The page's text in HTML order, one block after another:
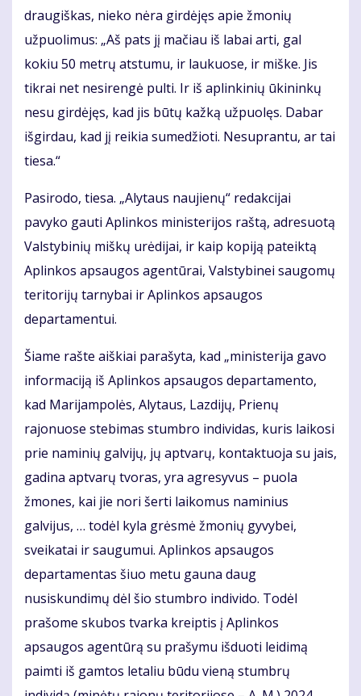
draugiškas, nieko nėra girdėjęs apie žmonių
užpuolimus: „Aš pats jį mačiau iš labai arti, gal
kokiu 50 metrų atstumu, ir laukuose, ir miške. Jis
tikrai net nesirengė pulti. Ir iš aplinkinių ūkininkų
nesu girdėjęs, kad jis būtų kažką užpuolęs. Dabar
išgirdau, kad jį reikia sumedžioti. Nesuprantu, ar tai
tiesa.“
Pasirodo, tiesa. „Alytaus naujienų“ redakcijai
pavyko gauti Aplinkos ministerijos raštą, adresuotą
Valstybinių miškų urėdijai, ir kaip kopiją pateiktą
Aplinkos apsaugos agentūrai, Valstybinei saugomų
teritorijų tarnybai ir Aplinkos apsaugos
departamentui.
Šiame rašte aiškiai parašyta, kad „ministerija gavo
informaciją iš Aplinkos apsaugos departamento,
kad Marijampolės, Alytaus, Lazdijų, Prienų
rajonuose stebimas stumbro individas, kuris laikosi
prie naminių galvijų, jų aptvarų, kontaktuoja su jais,
gadina aptvarų tvoras, yra agresyvus – puola
žmones, kai jie nori šerti laikomus naminius
galvijus, … todėl kyla grėsmė žmonių gyvybei,
sveikatai ir saugumui. Aplinkos apsaugos
departamentas šiuo metu gauna daug
nusiskundimų dėl šio stumbro individo. Todėl
prašome skubos tvarka kreiptis į Aplinkos
apsaugos agentūrą su prašymu išduoti leidimą
paimti iš gamtos letaliu būdu vieną stumbrų